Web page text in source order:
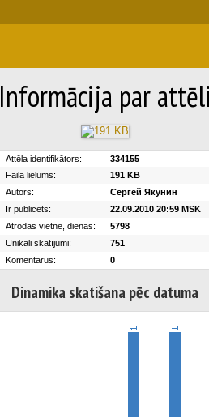
Informācija par attēli
Attēla identifikātors:
334155
Faila lielums:
191 KB
Autors:
Сергей Якунин
Ir publicēts:
22.09.2010 20:59 MSK
Atrodas vietnē, dienās:
5798
Unikāli skatījumi:
751
Komentārus:
0
Dinamika skatišana pēc datuma